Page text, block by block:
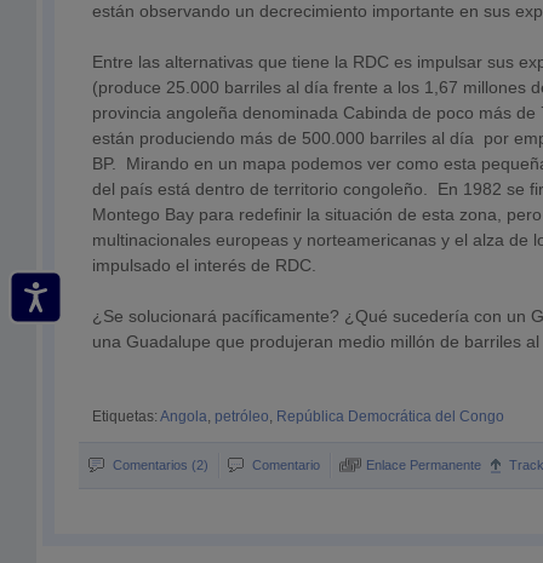
están observando un decrecimiento importante en sus
Entre las alternativas que tiene la RDC es impulsar sus
(produce 25.000 barriles al día frente a los 1,67 millones
provincia angoleña denominada Cabinda de poco más de
están produciendo más de 500.000 barriles al día por
BP. Mirando en un mapa podemos ver como esta
del país está dentro de territorio congoleño. En 1982 se
Montego Bay para redefinir la situación de esta zona,
multinacionales europeas y norteamericanas y el alza de
impulsado el interés de RDC.
¿Se solucionará pacíficamente? ¿Qué sucedería con un
una Guadalupe que produjeran medio millón de barriles
Etiquetas: Angola, petróleo, República Democrática del Congo
Comentarios (2) Comentario Enlace Permanente